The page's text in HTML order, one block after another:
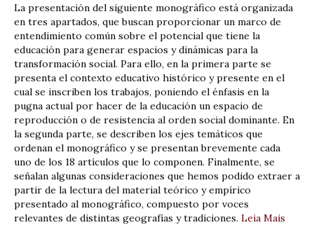
La presentación del siguiente monográfico está organizada
en tres apartados, que buscan proporcionar un marco de
entendimiento común sobre el potencial que tiene la
educación para generar espacios y dinámicas para la
transformación social. Para ello, en la primera parte se
presenta el contexto educativo histórico y presente en el
cual se inscriben los trabajos, poniendo el énfasis en la
pugna actual por hacer de la educación un espacio de
reproducción o de resistencia al orden social dominante. En
la segunda parte, se describen los ejes temáticos que
ordenan el monográfico y se presentan brevemente cada
uno de los 18 artículos que lo componen. Finalmente, se
señalan algunas consideraciones que hemos podido extraer a
partir de la lectura del material teórico y empírico
presentado al monográfico, compuesto por voces
relevantes de distintas geografías y tradiciones. Leia Mais